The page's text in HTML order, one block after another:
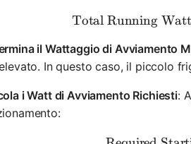
Total Running
il Wattaggio di Avviamento
In questo caso, il piccolo
i Watt di Avviamento Richiesti: